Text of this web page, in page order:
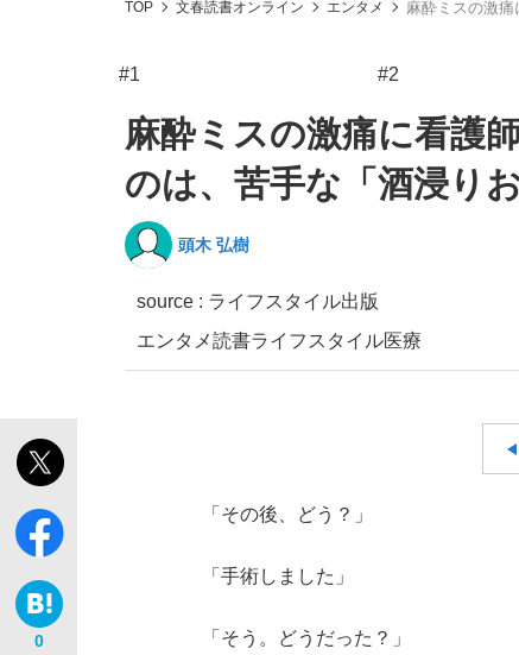
TOP 文春読書オンライン エンタメ 麻酔ミスの激
#1 #2
麻酔ミスの激痛に看護
のは、苦手な「酒浸り
頭木 弘樹
source : ライフスタイル出版
エンタメ読書ライフスタイル医療
0
「その後、どう？」
「手術しました」
「そう。どうだった？」